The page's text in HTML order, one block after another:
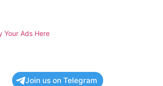
Your Ads Here
Join us on Telegram